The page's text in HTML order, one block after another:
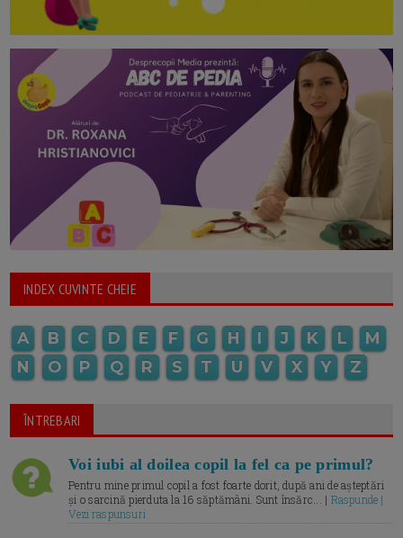
INDEX CUVINTE CHEIE
A B C D E F G H I J K L
M
N
O P Q R S T U V X Y Z
ÎNTREBARI
Voi iubi al doilea copil la fel ca pe primul?
Pentru mine primul copil a fost foarte dorit, după ani de așteptări
și o sarcină pierduta la 16 săptămâni. Sunt însărc... | Raspunde |
Vezi raspunsuri